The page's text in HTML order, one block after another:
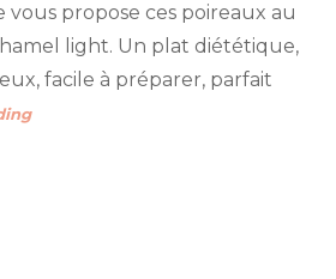
vous propose ces poireaux au
light. Un plat diététique,
facile à préparer, parfait